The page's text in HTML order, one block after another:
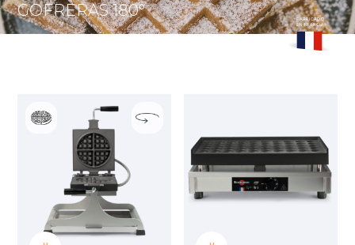
GOFRERAS 180° FABRICADO
EN FRANCIA